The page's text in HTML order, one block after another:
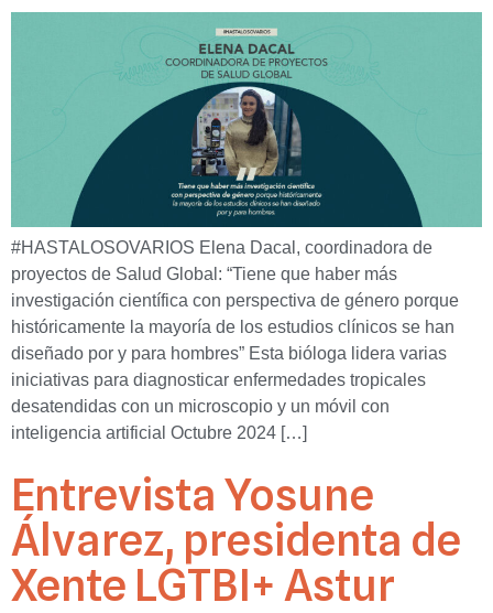
#HASTALOSOVARIOS Elena Dacal, coordinadora de
proyectos de Salud Global: “Tiene que haber más
investigación científica con perspectiva de género porque
históricamente la mayoría de los estudios clínicos se han
diseñado por y para hombres” Esta bióloga lidera varias
iniciativas para diagnosticar enfermedades tropicales
desatendidas con un microscopio y un móvil con
inteligencia artificial Octubre 2024 […]
Entrevista Yosune
Álvarez, presidenta de
Xente LGTBI+ Astur